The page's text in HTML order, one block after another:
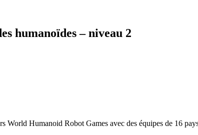
humanoïdes – niveau 2
World Humanoid Robot Games avec des équipes de 16